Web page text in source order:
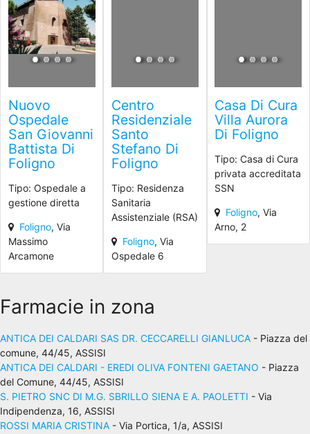
Nuovo
Ospedale
San Giovanni
Battista Di
Foligno
Tipo: Ospedale a
gestione diretta
Foligno, Via
Massimo
Arcamone
Centro
Residenziale
Santo
Stefano Di
Foligno
Tipo: Residenza
Sanitaria
Assistenziale (RSA)
Foligno, Via
Ospedale 6
Casa Di Cura
Villa Aurora
Di Foligno
Tipo: Casa di Cura
privata accreditata
SSN
Foligno, Via
Arno, 2
Farmacie in zona
ANTICA DEI CALDARI SAS DR. CECCARELLI GIANLUCA - Piazza del
comune, 44/45, ASSISI
ANTICA DEI CALDARI - EREDI OLIVA FONTENI GAETANO - Piazza
del Comune, 44/45, ASSISI
S. PIETRO SNC DI M.G. SBRILLO SIENA E A. PAOLETTI - Via
Indipendenza, 16, ASSISI
ROSSI MARIA CRISTINA - Via Portica, 1/a, ASSISI